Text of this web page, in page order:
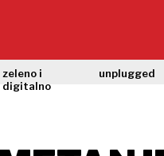
zeleno i
digitalno
unplugged